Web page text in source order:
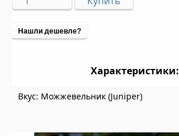
Нашли дешевле?
Характеристики:
Вкус: Можжевельник (Juniper)